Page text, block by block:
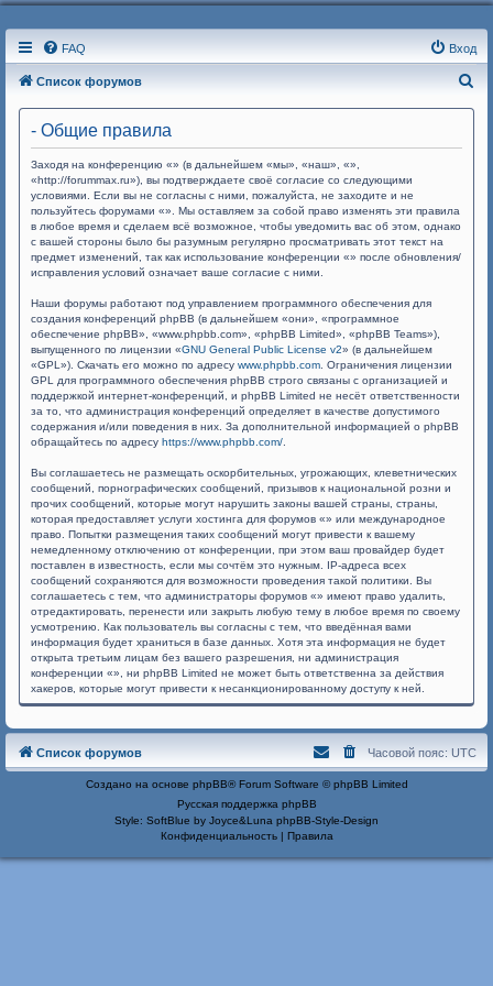
FAQ Вход
Список форумов
- Общие правила
Заходя на конференцию «» (в дальнейшем «мы», «наш», «»,
«http://forummax.ru»), вы подтверждаете своё согласие со следующими
условиями. Если вы не согласны с ними, пожалуйста, не заходите и не
пользуйтесь форумами «». Мы оставляем за собой право изменять эти правила
в любое время и сделаем всё возможное, чтобы уведомить вас об этом, однако
с вашей стороны было бы разумным регулярно просматривать этот текст на
предмет изменений, так как использование конференции «» после обновления/
исправления условий означает ваше согласие с ними.
Наши форумы работают под управлением программного обеспечения для
создания конференций phpBB (в дальнейшем «они», «программное
обеспечение phpBB», «www.phpbb.com», «phpBB Limited», «phpBB Teams»),
выпущенного по лицензии «GNU General Public License v2» (в дальнейшем
«GPL»). Скачать его можно по адресу www.phpbb.com . Ограничения лицензии
GPL для программного обеспечения phpBB строго связаны с организацией и
поддержкой интернет-конференций, и phpBB Limited не несёт ответственности
за то, что администрация конференций определяет в качестве допустимого
содержания и/или поведения в них. За дополнительной информацией о phpBB
обращайтесь по адресу https://www.phpbb.com/
Вы соглашаетесь не размещать оскорбительных, угрожающих, клеветнических
сообщений, порнографических сообщений, призывов к национальной розни и
прочих сообщений, которые могут нарушить законы вашей страны, страны,
которая предоставляет услуги хостинга для форумов «» или международное
право. Попытки размещения таких сообщений могут привести к вашему
немедленному отключению от конференции, при этом ваш провайдер будет
поставлен в известность, если мы сочтём это нужным. IP-адреса всех
сообщений сохраняются для возможности проведения такой политики. Вы
соглашаетесь с тем, что администраторы форумов «» имеют право удалить,
отредактировать, перенести или закрыть любую тему в любое время по своему
усмотрению. Как пользователь вы согласны с тем, что введённая вами
информация будет храниться в базе данных. Хотя эта информация не будет
открыта третьим лицам без вашего разрешения, ни администрация
конференции «», ни phpBB Limited не может быть ответственна за действия
хакеров, которые могут привести к несанкционированному доступу к ней.
Список форумов Часовой пояс: UTC
Создано на основе phpBB® Forum Software © phpBB Limited
Русская поддержка phpBB
Style: SoftBlue by Joyce&Luna phpBB-Style-Design
Конфиденциальность| Правила